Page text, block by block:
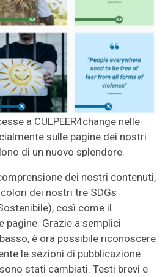
a CULPEER4change nelle
sulle pagine dei nostri
di un nuovo splendore.
dei nostri contenuti,
dei nostri tre SDGs
così come il
pagine. Grazie a semplici
è ora possibile riconoscere
le sezioni di pubblicazione.
stati cambiati. Testi brevi e